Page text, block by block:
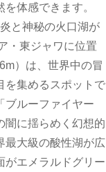
体感できます。
と神秘の火口湖が
・東ジャワに位置
）は、世界中の冒
を集めるスポットで
ブルーファイヤー
闇に揺らめく幻想的
最大級の酸性湖が広
がエメラルドグリー